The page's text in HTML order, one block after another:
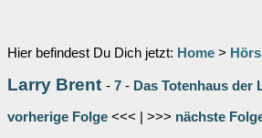
Hier befindest Du Dich jetzt: Home >
Larry Brent - 7 - Das Totenhaus der
vorherige Folge <<< | >>> nächste